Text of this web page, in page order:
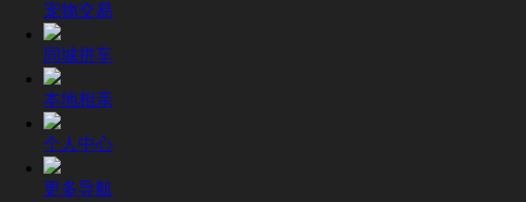
宠物交易
同城拼车
本地相亲
个人中心
更多导航